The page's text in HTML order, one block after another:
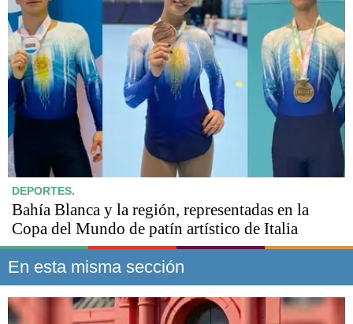
DEPORTES.
Bahía Blanca y la región, representadas en la
Copa del Mundo de patín artístico de Italia
En esta misma sección